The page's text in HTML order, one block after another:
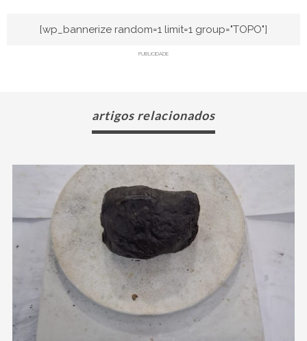
[wp_bannerize random=1 limit=1 group="TOPO"]
PUBLICIDADE
artigos relacionados